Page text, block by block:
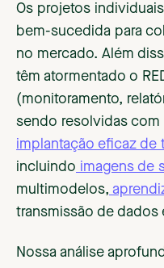
Os projetos
bem-sucedida para
no mercado. Além
têm atormentado o
(monitoramento,
sendo resolvidas
implantação eficaz de
incluindo imagens de
multimodelos,
transmissão de dados
Nossa análise